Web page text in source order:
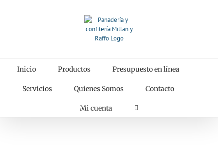
Inicio Productos Presupuesto en línea
Servicios Quienes Somos Contacto
Mi cuenta